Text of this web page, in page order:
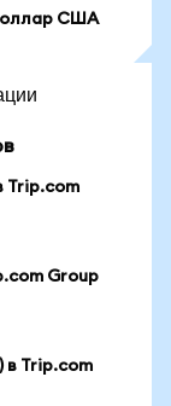
США
Trip.com
Group
в Trip.com